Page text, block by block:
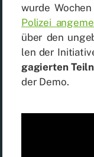
wur­de
Po­li­zei
über den
len der
ga­gier­ten
der Demo.